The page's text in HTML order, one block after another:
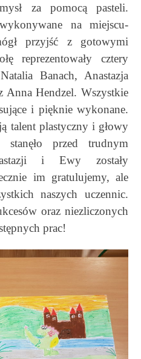
za pomocą pasteli.
na miejscu-
przyjść z gotowymi
reprezentowały cztery
Banach, Anastazja
Anna Hendzel. Wszystkie
i pięknie wykonane.
talent plastyczny i głowy
stanęło przed trudnym
i Ewy zostały
im gratulujemy, ale
naszych uczennic.
oraz niezliczonych
prac!